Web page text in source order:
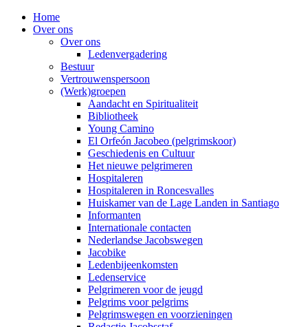
Home
Over ons
Over ons
Ledenvergadering
Bestuur
Vertrouwenspersoon
(Werk)groepen
Aandacht en Spiritualiteit
Bibliotheek
Young Camino
El Orfeón Jacobeo (pelgrimskoor)
Geschiedenis en Cultuur
Het nieuwe pelgrimeren
Hospitaleren
Hospitaleren in Roncesvalles
Huiskamer van de Lage Landen in Santiago
Informanten
Internationale contacten
Nederlandse Jacobswegen
Jacobike
Ledenbijeenkomsten
Ledenservice
Pelgrimeren voor de jeugd
Pelgrims voor pelgrims
Pelgrimswegen en voorzieningen